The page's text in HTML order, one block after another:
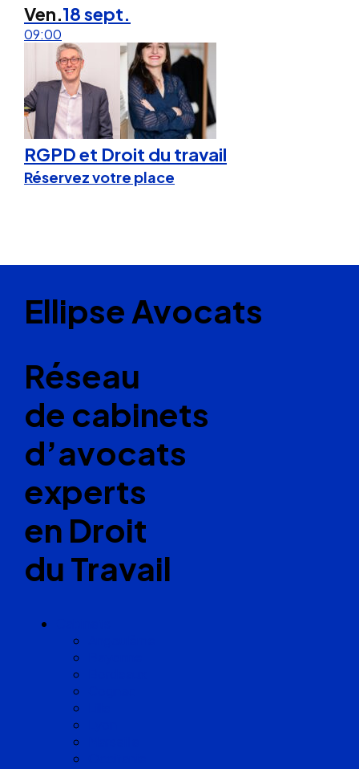
Ven.18 sept.
09:00
RGPD et Droit du travail
Réservez votre place
Ellipse Avocats
Réseau
de cabinets
d’avocats
experts
en Droit
du Travail